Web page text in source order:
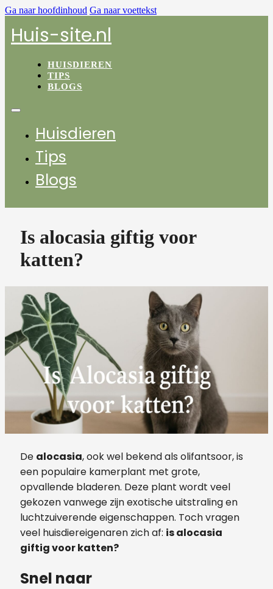
Ga naar hoofdinhoud Ga naar voettekst
Huis-site.nl
HUISDIEREN
TIPS
BLOGS
Huisdieren
Tips
Blogs
Is alocasia giftig voor
katten?
De alocasia, ook wel bekend als olifantsoor, is
een populaire kamerplant met grote,
opvallende bladeren. Deze plant wordt veel
gekozen vanwege zijn exotische uitstraling en
luchtzuiverende eigenschappen. Toch vragen
veel huisdiereigenaren zich af: is alocasia
giftig voor katten?
Snel naar